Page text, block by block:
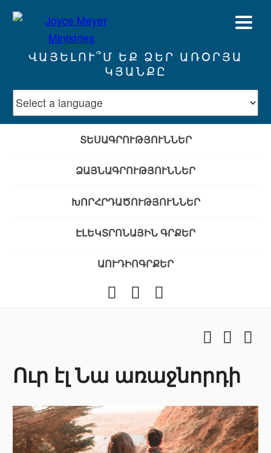
ՎԱՅԵԼՈՒ՞Մ ԵՔ ՁԵՐ ԱՌՕՐՅԱ
ԿՅԱՆՔԸ
ՏԵՍԱԳՐՈՒԹՅՈՒՆՆԵՐ
ՁԱՅՆԱԳՐՈՒԹՅՈՒՆՆԵՐ
ԽՈՐՀՐԴԱԾՈՒԹՅՈՒՆՆԵՐ
ԷԼԵԿՏՐՈՆԱՅԻՆ ԳՐՔԵՐ
ԱՈՒԴԻՈԳՐՔԵՐ
Facebook
Youtube
Facebook
Ուր էլ Նա առաջնորդի